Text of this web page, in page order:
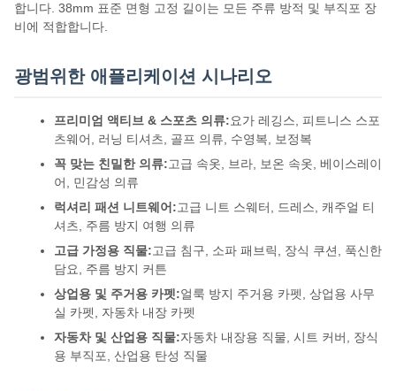
합니다. 38mm 표준 면형 고정 길이는 모든 주류 방적 및 부직포 장
비에 적합합니다.
광범위한 애플리케이션 시나리오
프리미엄 액티브 & 스포츠 의류:요가 레깅스, 피트니스 스포
츠웨어, 러닝 티셔츠, 골프 의류, 수영복, 보정복
꼭 맞는 친밀한 의류:고급 속옷, 브라, 보온 속옷, 베이스레이
어, 민감성 의류
럭셔리 패션 니트웨어:고급 니트 스웨터, 드레스, 캐주얼 티
셔츠, 주름 방지 여행 의류
고급 가정용 직물:고급 침구, 소파 패브릭, 장식 쿠션, 푹신한
담요, 주름 방지 커튼
상업용 및 주거용 카펫:얼룩 방지 주거용 카펫, 상업용 사무
실 카펫, 자동차 내장 카펫
자동차 및 산업용 직물:자동차 내장용 직물, 시트 커버, 장식
용 부직포, 산업용 탄성 직물